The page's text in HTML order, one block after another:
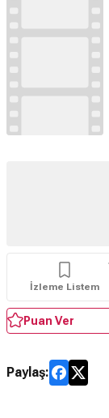
İzleme Listem
Puan Ver
Paylaş: